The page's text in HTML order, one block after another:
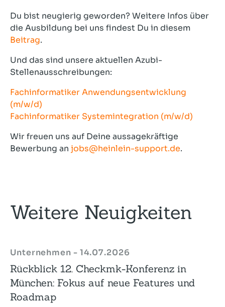
Du bist neugierig geworden? Weitere Infos über
die Ausbildung bei uns findest Du in diesem
Beitrag.
Und das sind unsere aktuellen Azubi-
Stellenausschreibungen:
Fachinformatiker Anwendungsentwicklung
(m/w/d)
Fachinformatiker Systemintegration (m/w/d)
Wir freuen uns auf Deine aussagekräftige
Bewerbung an jobs@heinlein-support.de.
Weitere Neuigkeiten
Unternehmen - 14.07.2026
Rückblick 12. Checkmk-Konferenz in
München: Fokus auf neue Features und
Roadmap